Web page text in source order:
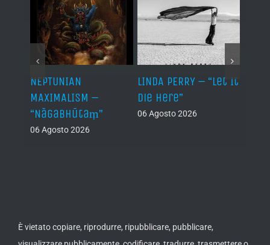
NEPTUNIAN
MAXIMALISM –
“Nāgabhūtaṃ”
06 Agosto 2026
LINDA PERRY – “Let It
Die Here”
06 Agosto 2026
È vietato copiare, riprodurre, ripubblicare, pubblicare,